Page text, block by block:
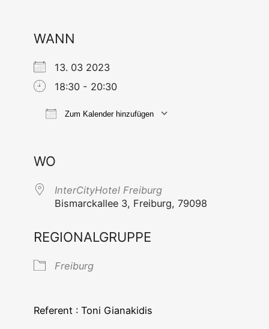
WANN
13. 03 2023
18:30 - 20:30
Zum Kalender hinzufügen
WO
Inter­Ci­ty­Ho­tel Freiburg
Bis­marck­al­lee 3, Frei­burg, 79098
REGIONALGRUPPE
Frei­burg
Refe­rent : Toni Gianakidis